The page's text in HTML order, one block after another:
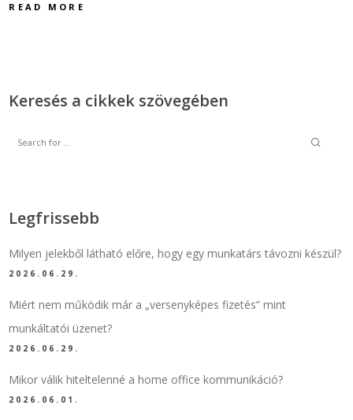
READ MORE
Keresés a cikkek szövegében
Legfrissebb
Milyen jelekből látható előre, hogy egy munkatárs távozni készül?
2026.06.29.
Miért nem működik már a „versenyképes fizetés” mint
munkáltatói üzenet?
2026.06.29.
Mikor válik hiteltelenné a home office kommunikáció?
2026.06.01.